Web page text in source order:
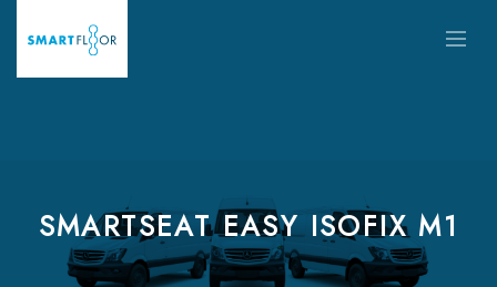
SMARTSEAT EASY ISOFIX M1